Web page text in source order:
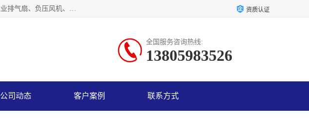
泉州力顺电器有限公司主营：泉州降温水帘、泉州负压风机、泉州冷风机空调、工业排气扇、冷风机、工业排气扇、负压风机、负压风机、水冷空调、降温水帘等产品。为用户解决了通风、降温、除味、除尘等难题，其环保、节能的理念与用户的实践检验结果相吻合，赢得了广大客户的信誉和青睐。 资质认证
全国服务咨询热线:
13805983526
公司动态 客户案例 联系方式